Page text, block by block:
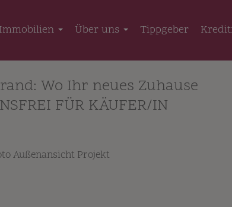
Immobilien Über uns Tippgeber
Wo Ihr neues Zuhause
FÜR KÄUFER/IN